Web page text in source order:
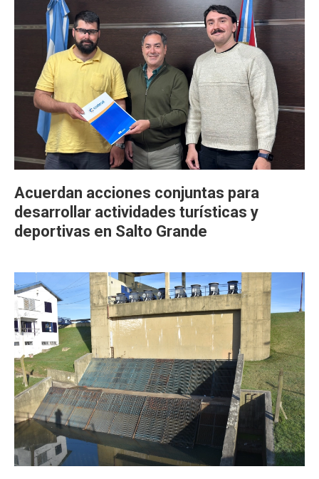
Acuerdan acciones conjuntas para
desarrollar actividades turísticas y
deportivas en Salto Grande